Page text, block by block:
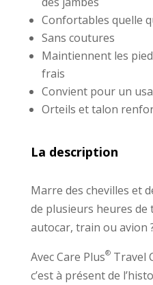
Confortables quelle
Sans coutures
Maintiennent les
frais
Convient pour un
Orteils et talon
La description
Marre des chevilles et
de plusieurs heures
autocar, train ou avion
Avec Care Plus®Travel
c’est à présent de